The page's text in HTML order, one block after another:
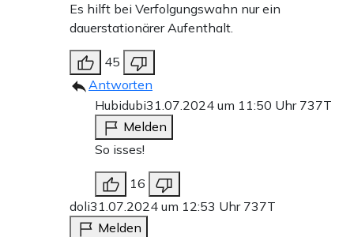
Es hilft bei Verfolgungswahn nur ein
dauerstationärer Aufenthalt.
45
Antworten
Hubidubi31.07.2024 um 11:50 Uhr 737T
Melden
So isses!
16
doli31.07.2024 um 12:53 Uhr 737T
Melden